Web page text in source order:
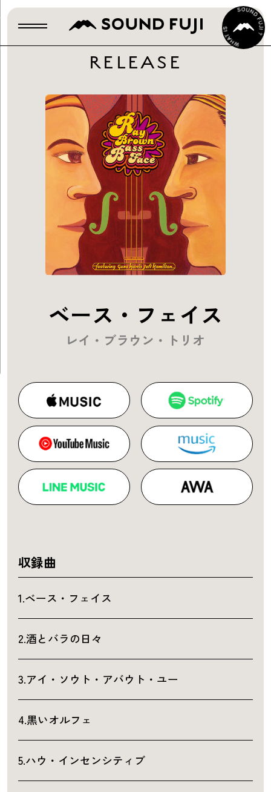
RELEASE
ベース・フェイス
レイ・ブラウン・トリオ
収録曲
1.ベース・フェイス
2.酒とバラの日々
3.アイ・ソウト・アバウト・ユー
4.黒いオルフェ
5.ハウ・インセンシティブ